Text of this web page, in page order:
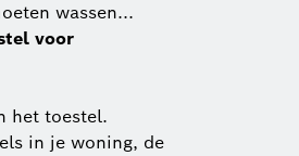
wassen...
voor
het toestel.
in je woning, de